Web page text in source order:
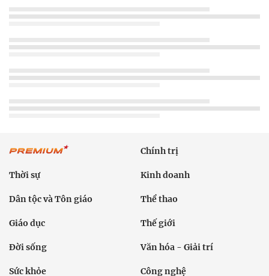
Chính trị
Thời sự Kinh doanh
Dân tộc và Tôn giáo Thể thao
Giáo dục Thế giới
Đời sống Văn hóa - Giải trí
Sức khỏe Công nghệ